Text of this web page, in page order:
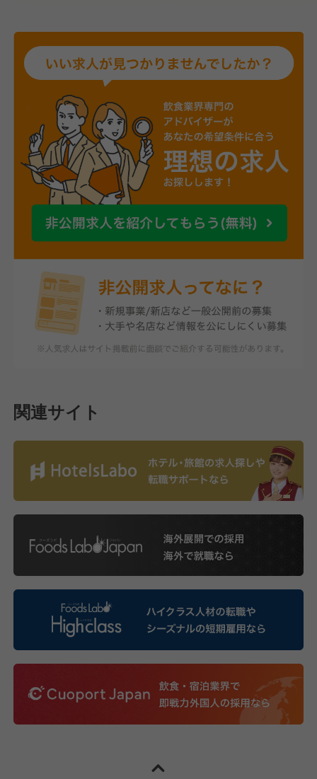
関連サイト